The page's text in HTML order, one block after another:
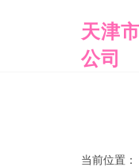
天津
公司
当前位置：